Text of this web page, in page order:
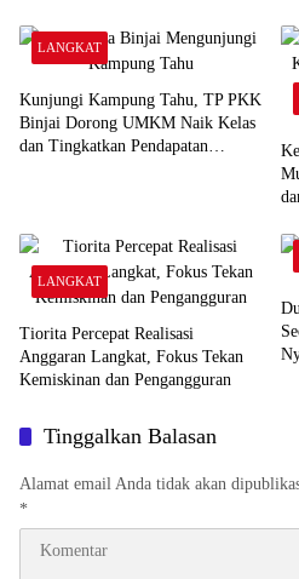
LANGKAT
Kunjungi Kampung Tahu, TP PKK
Binjai Dorong UMKM Naik Kelas
dan Tingkatkan Pendapatan
LANGKAT
Tiorita Percepat Realisasi
Anggaran Langkat, Fokus Tekan
Kemiskinan dan Pengangguran
Tinggalkan Balasan
Alamat email Anda tidak akan
*